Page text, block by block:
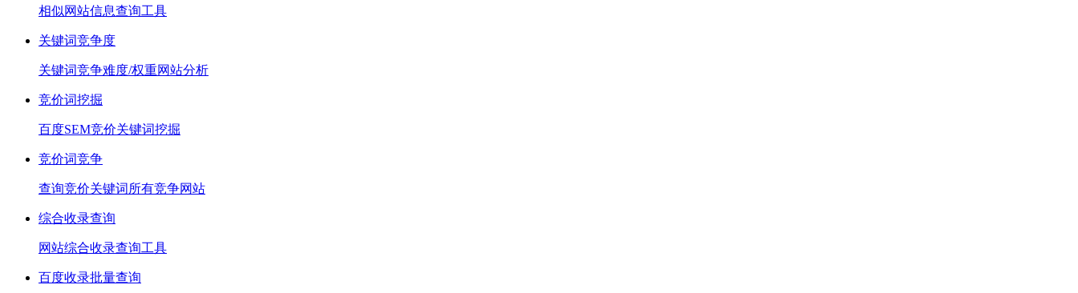
相似网站信息查询工具
关键词竞争度
关键词竞争难度/权重网站分析
竞价词挖掘
百度SEM竞价关键词挖掘
竞价词竞争
查询竞价关键词所有竞争网站
综合收录查询
网站综合收录查询工具
百度收录批量查询